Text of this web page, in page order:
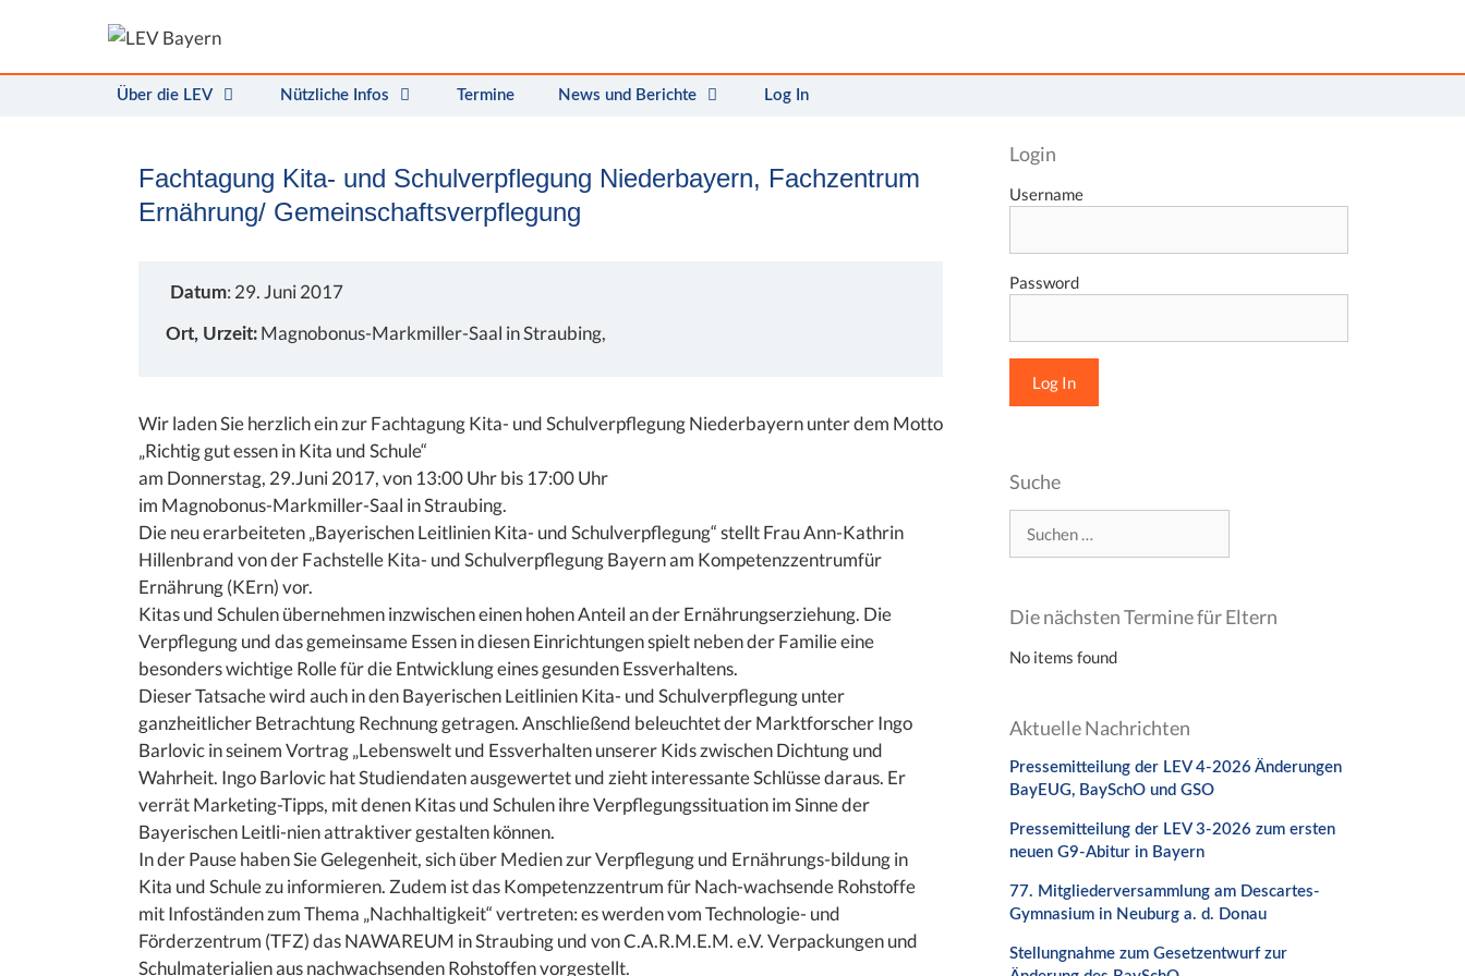
Über die LEV Nützliche Infos Termine News und Berichte Log In
Fachtagung Kita- und Schulverpflegung Niederbayern, Fachzentrum
Ernährung/ Gemeinschaftsverpflegung
Datum: 29. Juni 2017
Ort, Urzeit: Magnobonus-Markmiller-Saal in Straubing,
Wir laden Sie herzlich ein zur Fachtagung Kita- und Schulverpflegung Niederbayern unter dem Motto
„Richtig gut essen in Kita und Schule“
am Donnerstag, 29.Juni 2017, von 13:00 Uhr bis 17:00 Uhr
im Magnobonus-Markmiller-Saal in Straubing.
Die neu erarbeiteten „Bayerischen Leitlinien Kita- und Schulverpflegung“ stellt Frau Ann-Kathrin
Hillenbrand von der Fachstelle Kita- und Schulverpflegung Bayern am Kompetenzzentrumfür
Ernährung (KErn) vor.
Kitas und Schulen übernehmen inzwischen einen hohen Anteil an der Ernährungserziehung. Die
Verpflegung und das gemeinsame Essen in diesen Einrichtungen spielt neben der Familie eine
besonders wichtige Rolle für die Entwicklung eines gesunden Essverhaltens.
Dieser Tatsache wird auch in den Bayerischen Leitlinien Kita- und Schulverpflegung unter
ganzheitlicher Betrachtung Rechnung getragen. Anschließend beleuchtet der Marktforscher Ingo
Barlovic in seinem Vortrag „Lebenswelt und Essverhalten unserer Kids zwischen Dichtung und
Wahrheit. Ingo Barlovic hat Studiendaten ausgewertet und zieht interessante Schlüsse daraus. Er
verrät Marketing-Tipps, mit denen Kitas und Schulen ihre Verpflegungssituation im Sinne der
Bayerischen Leitli-nien attraktiver gestalten können.
In der Pause haben Sie Gelegenheit, sich über Medien zur Verpflegung und Ernährungs-bildung in
Kita und Schule zu informieren. Zudem ist das Kompetenzzentrum für Nach-wachsende Rohstoffe
mit Infoständen zum Thema „Nachhaltigkeit“ vertreten: es werden vom Technologie- und
Förderzentrum (TFZ) das NAWAREUM in Straubing und von C.A.R.M.E.M. e.V. Verpackungen und
Schulmaterialien aus nachwachsenden Rohstoffen vorgestellt.
Login
Username
Password
Suche
nach:
Die nächsten Termine für Eltern
No items found
Aktuelle Nachrichten
Pressemitteilung der LEV 4-2026 Änderungen
BayEUG, BaySchO und GSO
Pressemitteilung der LEV 3-2026 zum ersten
neuen G9-Abitur in Bayern
77. Mitgliederversammlung am Descartes-
Gymnasium in Neuburg a. d. Donau
Stellungnahme zum Gesetzentwurf zur